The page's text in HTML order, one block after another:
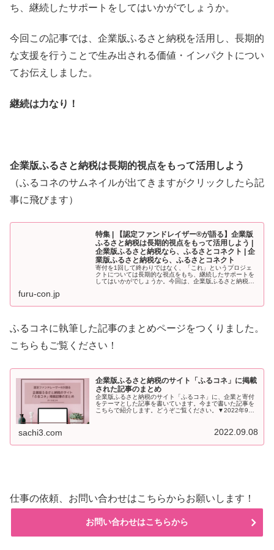
ち、継続したサポートをしてはいかがでしょうか。
今回この記事では、企業版ふるさと納税を活用し、長期的
な支援を行うことで生み出される価値・インパクトについ
てお伝えしました。
継続は力なり！
企業版ふるさと納税は長期的視点をもって活用しよう
（ふるコネのサムネイルが出てきますがクリックしたら記
事に飛びます）
特集 | 【認定ファンドレイザー®が語る】企業版
ふるさと納税は長期的視点をもって活用しよう |
企業版ふるさと納税なら、ふるさとコネクト | 企
業版ふるさと納税なら、ふるさとコネクト
寄付を1回して終わりではなく、「これ」というプロジェ
クトについては長期的な視点をもち、継続したサポートを
してはいかがでしょうか。今回は、企業版ふるさと納税を
furu-con.jp
ふるコネに執筆した記事のまとめページをつくりました。
こちらもご覧ください！
企業版ふるさと納税のサイト「ふるコネ」に掲載
された記事のまとめ
企業版ふるさと納税のサイト「ふるコネ」に、企業と寄付
をテーマとした記事を書いています。今まで書いた記事を
こちらで紹介します。どうぞご覧ください。▼2022年9
sachi3.com 2022.09.08
仕事の依頼、お問い合わせはこちらからお願いします！
お問い合わせはこちらから